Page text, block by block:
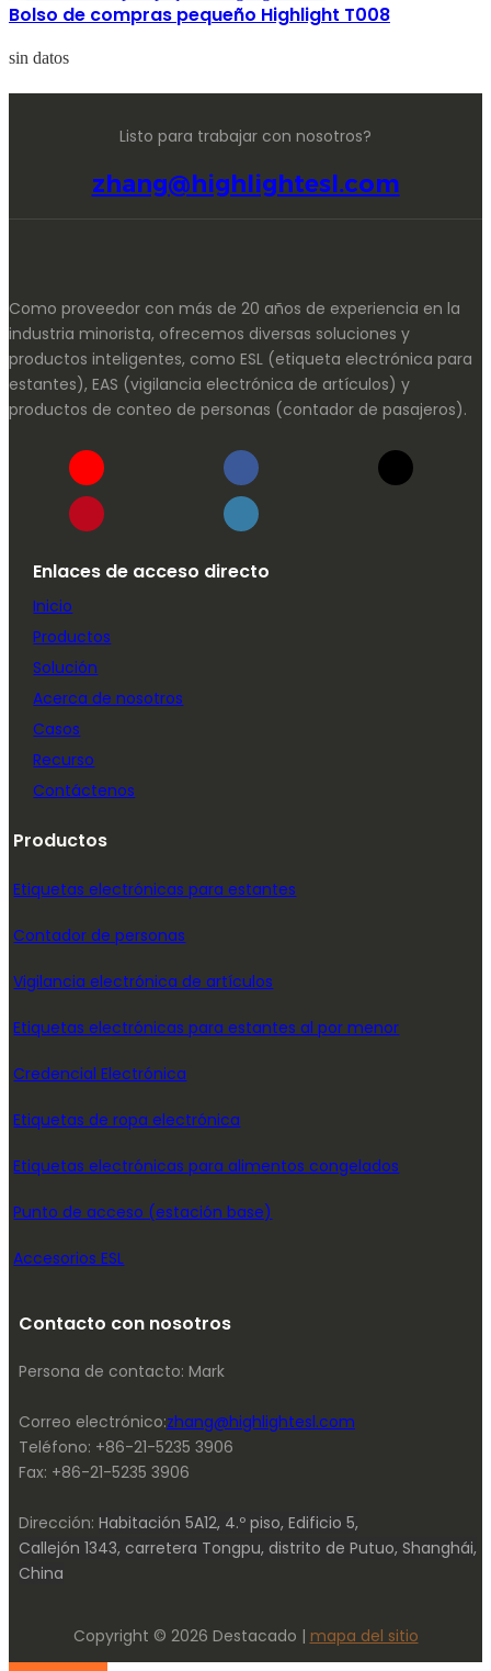
Bolso de compras pequeño Highlight T008
sin datos
Listo para trabajar con nosotros?
zhang@highlightesl.com
Como proveedor con más de 20 años de experiencia en la
industria minorista, ofrecemos diversas soluciones y
productos inteligentes, como ESL (etiqueta electrónica para
estantes), EAS (vigilancia electrónica de artículos) y
productos de conteo de personas (contador de pasajeros).
Enlaces de acceso directo
Inicio
Productos
Solución
Acerca de nosotros
Casos
Recurso
Contáctenos
Productos
Etiquetas electrónicas para estantes
Contador de personas
Vigilancia electrónica de artículos
Etiquetas electrónicas para estantes al por menor
Credencial Electrónica
Etiquetas de ropa electrónica
Etiquetas electrónicas para alimentos congelados
Punto de acceso (estación base)
Accesorios ESL
Contacto con nosotros
Persona de contacto: Mark
Correo electrónico:zhang@highlightesl.com
Teléfono: +86-21-5235 3906
Fax: +86-21-5235 3906
Dirección: Habitación 5A12, 4.º piso, Edificio 5,
Callejón 1343, carretera Tongpu, distrito de Putuo, Shanghái,
China
Copyright © 2026 Destacado | mapa del sitio